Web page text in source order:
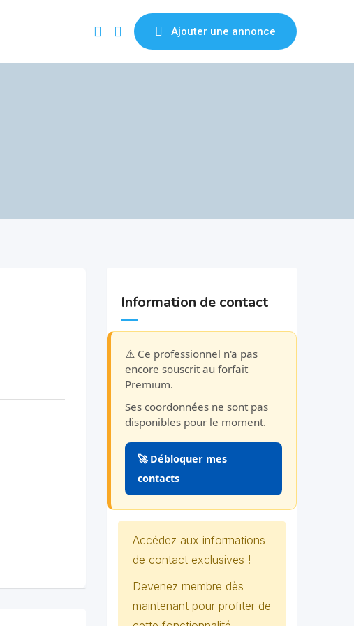
Ajouter une annonce
Information de contact
⚠️ Ce professionnel n'a pas
encore souscrit au forfait
Premium.
Ses coordonnées ne sont pas
disponibles pour le moment.
🚀 Débloquer mes
contacts
Accédez aux informations
de contact exclusives !
Devenez membre dès
maintenant pour profiter de